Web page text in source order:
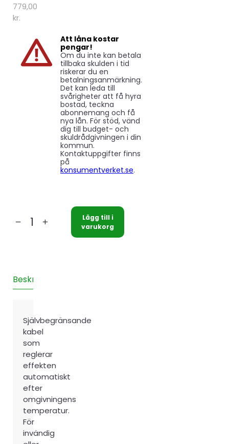
779,00
kr.
Att låna kostar
pengar!
Om du inte kan betala
tillbaka skulden i tid
riskerar du en
betalningsanmärkning.
Det kan leda till
svårigheter att få hyra
bostad, teckna
abonnemang och få
nya lån. För stöd, vänd
dig till budget- och
skuldrådgivningen i din
kommun.
Kontaktuppgifter finns
på
konsumentverket.se.
Värmekabel
Lägg till i
varukorg
Beskrivning
Självbegränsande
kabel
som
reglerar
effekten
automatiskt
efter
omgivningens
temperatur.
För
invändig